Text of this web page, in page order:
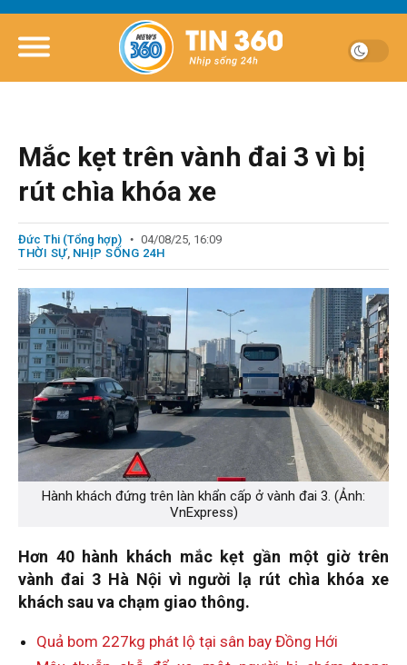
Mắc kẹt trên vành đai 3 vì bị
rút chìa khóa xe
Đức Thi (Tổng hợp)
04/08/25, 16:09
THỜI SỰ, NHỊP SỐNG 24H
Hành khách đứng trên làn khẩn cấp ở vành đai 3. (Ảnh:
VnExpress)
Hơn 40 hành khách mắc kẹt gần một giờ trên
vành đai 3 Hà Nội vì người lạ rút chìa khóa xe
khách sau va chạm giao thông.
Quả bom 227kg phát lộ tại sân bay Đồng Hới